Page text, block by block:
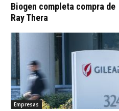
Biogen completa compra de
Ray Thera
Empresas